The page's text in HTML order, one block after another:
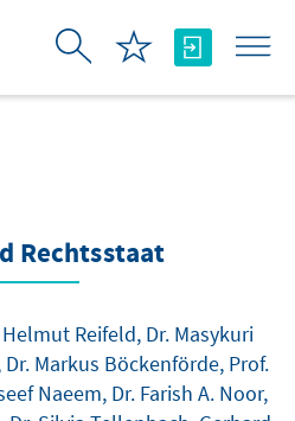
Rechtsstaat
Reifeld, Dr. Masykuri
Markus Böckenförde, Prof.
Naeem, Dr. Farish A. Noor,